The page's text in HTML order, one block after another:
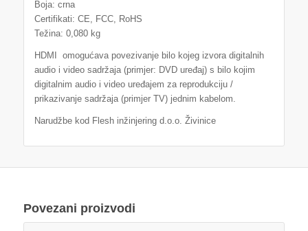
Boja: crna
Certifikati: CE, FCC, RoHS
Težina: 0,080 kg
HDMI omogućava povezivanje bilo kojeg izvora digitalnih
audio i video sadržaja (primjer: DVD uređaj) s bilo kojim
digitalnim audio i video uređajem za reprodukciju /
prikazivanje sadržaja (primjer TV) jednim kabelom.
Narudžbe kod Flesh inžinjering d.o.o. Živinice
Povezani proizvodi